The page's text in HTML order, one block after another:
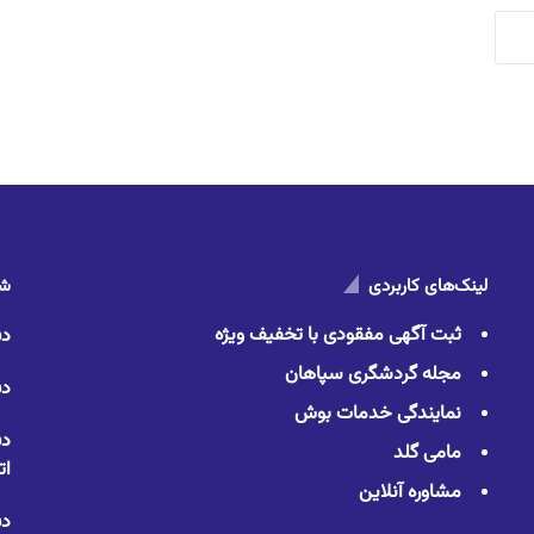
لینک‌های کاربردی
ثبت آگهی مفقودی با تخفیف ویژه
مجله گردشگری سپاهان
نمایندگی خدمات بوش
مامی گلد
مشاوره آنلاین